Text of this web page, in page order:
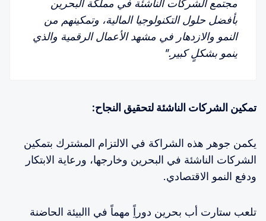
ينمو بشكلٍ كبير."
تمكين الشركات الناشئة لتحقيق النجاح:
يكمن جوهر هذه الشراكة في الالتزام المشترك بتمكين
الشركات الناشئة في البحرين وخارجها، ورعاية الابتكار
ودفع النمو الاقتصادي.
تلعب ستارت أب بحرين دوراًِ مهماً في االبيئة الحاضنة